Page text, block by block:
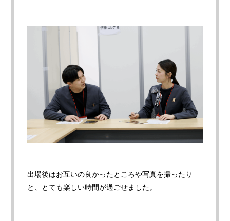
出場後はお互いの良かったところや写真を撮ったり
と、とても楽しい時間が過ごせました。